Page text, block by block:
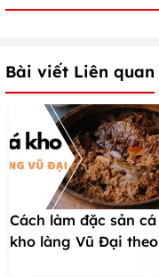
Bài viết Liên quan
Cách làm đặc sản cá
kho làng Vũ Đại theo